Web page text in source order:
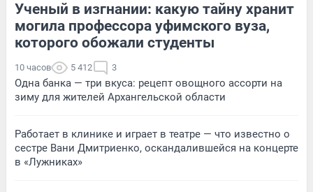
Ученый в изгнании: какую тайну хранит
могила профессора уфимского вуза,
которого обожали студенты
10 часов 5 412 3
Одна банка — три вкуса: рецепт овощного ассорти на
зиму для жителей Архангельской области
Работает в клинике и играет в театре — что известно о
сестре Вани Дмитриенко, оскандалившейся на концерте
в «Лужниках»